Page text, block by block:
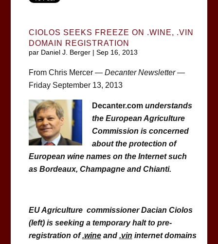
CIOLOS SEEKS FREEZE ON .WINE, .VIN
DOMAIN REGISTRATION
par Daniel J. Berger| Sep 16, 2013
From Chris Mercer — Decanter Newsletter—
Friday September 13, 2013
Decanter.comunderstands
the European Agriculture
Commission is concerned
about the protection of
European wine names on the Internet such
as Bordeaux, Champagne and Chianti.
EU Agriculture commissioner Dacian Ciolos
(left) is seeking a temporary halt to pre-
registration of.wineand .vin internet domains